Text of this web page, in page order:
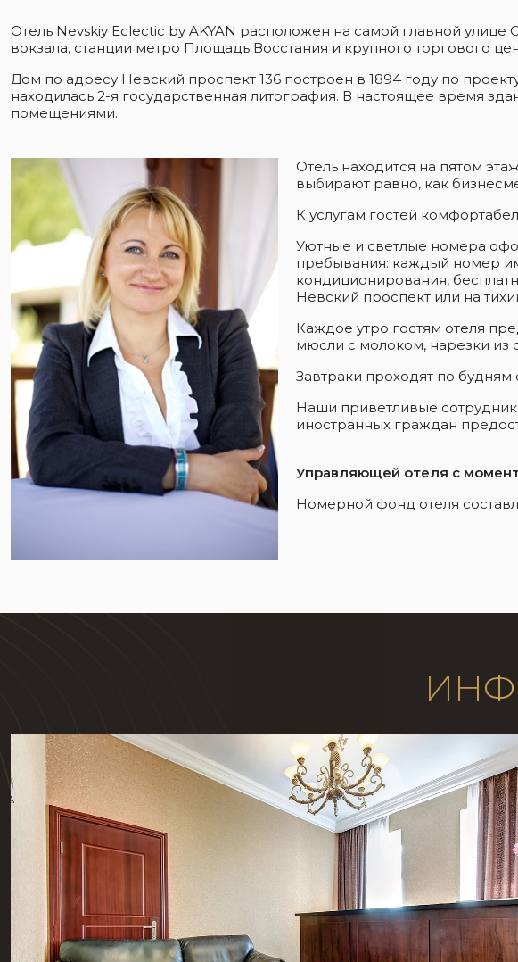
Отель Nevskiy Eclectic by AKYAN расположен на самой главной
вокзала, станции метро Площадь Восстания и крупного торгового
Дом по адресу Невский проспект 136 построен в 1894 году по
находилась 2-я государственная литография. В настоящее время
помещениями.
Отель находится на пятом
выбирают равно, как
К услугам гостей
Уютные и светлые номера
пребывания: каждый номер
кондиционирования,
Невский проспект или на
Каждое утро гостям отеля
мюсли с молоком, нарезки из
Завтраки проходят по будням
Наши приветливые
иностранных граждан
Управляющей отеля с
Номерной фонд отеля